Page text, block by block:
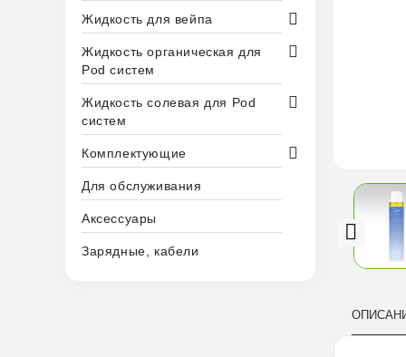
Жидкость для вейпа
Жидкость органическая для
Pod систем
Жидкость солевая для Pod
систем
Комплектующие
Для обслуживания
Аксессуары
Зарядные, кабели